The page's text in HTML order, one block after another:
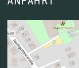
Kenntnissen und
fachverwandten
von